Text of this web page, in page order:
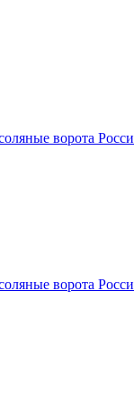
ворота
ворота